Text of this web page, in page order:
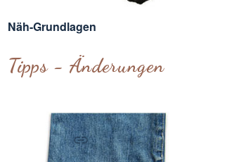
Näh-Grundlagen
Tipps - Änderungen